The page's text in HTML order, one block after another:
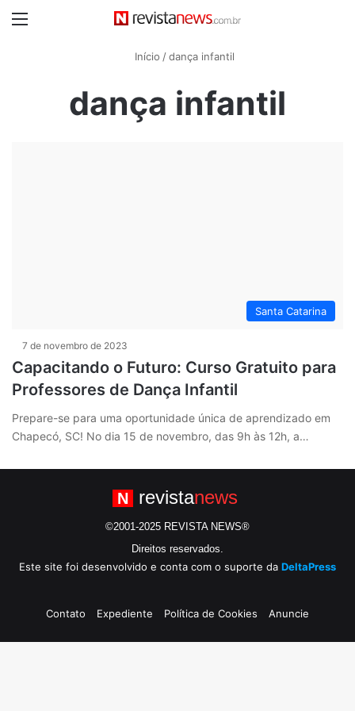
Início / dança infantil
dança infantil
Santa Catarina
7 de novembro de 2023
Capacitando o Futuro: Curso Gratuito para
Professores de Dança Infantil
Prepare-se para uma oportunidade única de aprendizado em
Chapecó, SC! No dia 15 de novembro, das 9h às 12h, a…
N revistanews
©2001-2025 REVISTA NEWS®
Direitos reservados.
Este site foi desenvolvido e conta com o suporte da DeltaPress
Contato Expediente Política de Cookies Anuncie